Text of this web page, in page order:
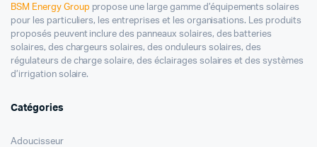
BSM Energy Group propose une large gamme d’équipements solaires
pour les particuliers, les entreprises et les organisations. Les produits
proposés peuvent inclure des panneaux solaires, des batteries
solaires, des chargeurs solaires, des onduleurs solaires, des
régulateurs de charge solaire, des éclairages solaires et des systèmes
d’irrigation solaire.
Catégories
Adoucisseur